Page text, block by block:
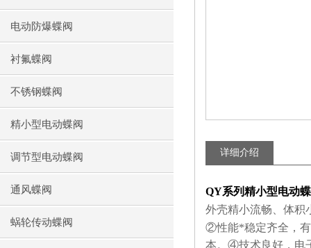
电动防爆蝶阀
衬氟蝶阀
不锈钢蝶阀
精小型电动蝶阀
调节型电动蝶阀
通风蝶阀
蜗轮传动蝶阀
详细介绍
QY系列精小型电动
外壳精小流畅、体积
②性能*稳定齐全，
本。④技术良好，电